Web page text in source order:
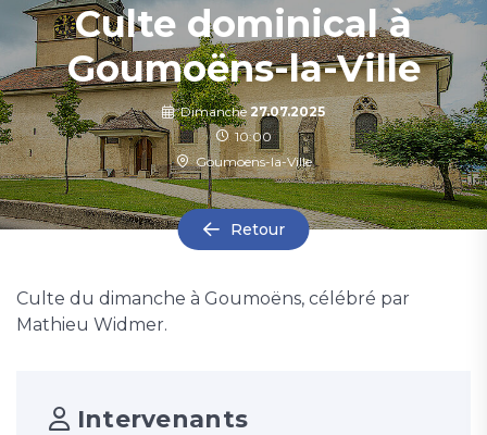
Culte dominical à
Goumoëns-la-Ville
Dimanche27.07.2025
10:00
Goumoens-la-Ville
Retour
Culte du dimanche à Goumoëns, célébré par
Mathieu Widmer.
Intervenants